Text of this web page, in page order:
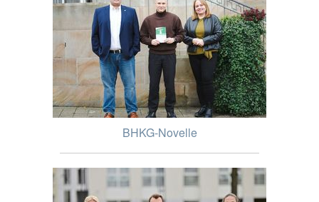
BHKG-Novelle